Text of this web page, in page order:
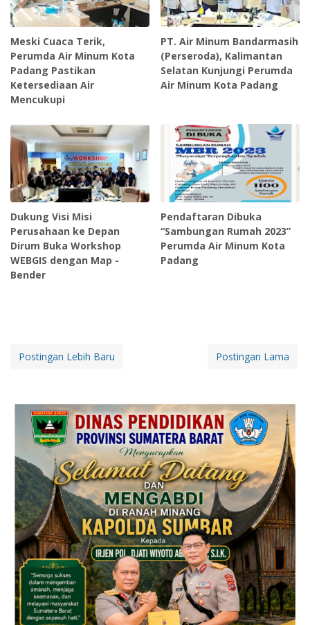
Meski Cuaca Terik,
Perumda Air Minum Kota
Padang Pastikan
Ketersediaan Air
Mencukupi
PT. Air Minum Bandarmasih
(Perseroda), Kalimantan
Selatan Kunjungi Perumda
Air Minum Kota Padang
Dukung Visi Misi
Perusahaan ke Depan
Dirum Buka Workshop
WEBGIS dengan Map -
Bender
Pendaftaran Dibuka
“Sambungan Rumah 2023”
Perumda Air Minum Kota
Padang
Postingan Lebih Baru Postingan Lama